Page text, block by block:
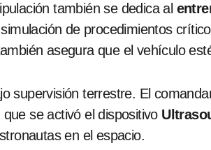
también se dedica al
de procedimientos
asegura que el vehículo
supervisión terrestre. El
se activó el dispositivo
en el espacio.